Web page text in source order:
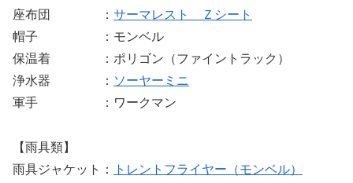
座布団 ： サーマレスト Ｚシート
帽子 ：モンベル
保温着 ：ポリゴン（ファイントラック）
浄水器 ： ソーヤーミニ
軍手 ：ワークマン
【雨具類】
雨具ジャケット：
トレントフライヤー（モンベル）